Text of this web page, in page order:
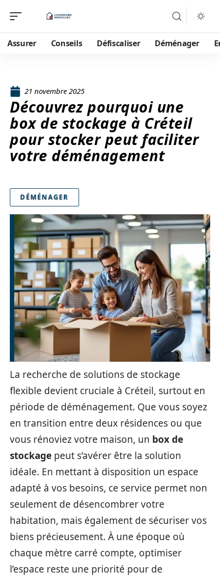
Assurer Conseils Défiscaliser Déménager
21 novembre 2025
Découvrez pourquoi une
box de stockage à Créteil
pour stocker peut faciliter
votre déménagement
DÉMÉNAGER
La recherche de solutions de stockage
flexible devient cruciale à Créteil, surtout en
période de déménagement. Que vous soyez
en transition entre deux résidences ou que
vous rénoviez votre maison, un box de
stockage peut s’avérer être la solution
idéale. En mettant à disposition un espace
adapté à vos besoins, ce service permet non
seulement de désencombrer votre
habitation, mais également de sécuriser vos
biens précieusement. À une époque où
chaque mètre carré compte, optimiser
l’espace reste une priorité pour de